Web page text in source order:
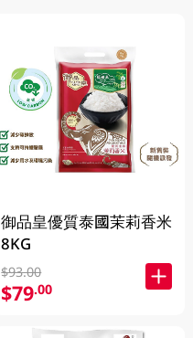
御品皇優質泰國茉莉香米
8KG
$93.00
$79.00